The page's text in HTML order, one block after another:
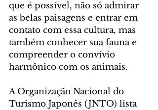
que é possível, não só admirar
as belas paisagens e entrar em
contato com essa cultura, mas
também conhecer sua fauna e
compreender o convívio
harmônico com os animais.
A Organização Nacional do
Turismo Japonês (JNTO) lista